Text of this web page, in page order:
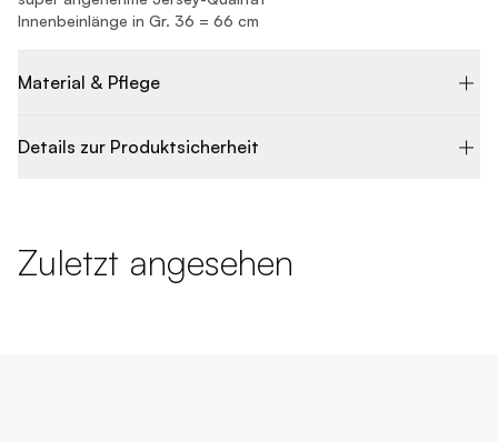
Innenbeinlänge in Gr. 36 = 66 cm
Material & Pflege
Details zur Produktsicherheit
Zuletzt angesehen